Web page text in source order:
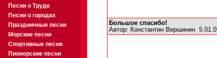
Песни о Труде
Песни о городах
Праздничные песни
Морские песни
Спортивные песни
Пионерские песни
Большое спасибо!
Автор: Константин Вершинин